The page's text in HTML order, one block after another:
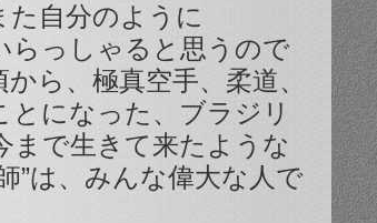
自分のように
らっしゃると思うので
ら、極真空手、柔道、
とになった、ブラジリ
まで生きて来たような
”は、みんな偉大な人で